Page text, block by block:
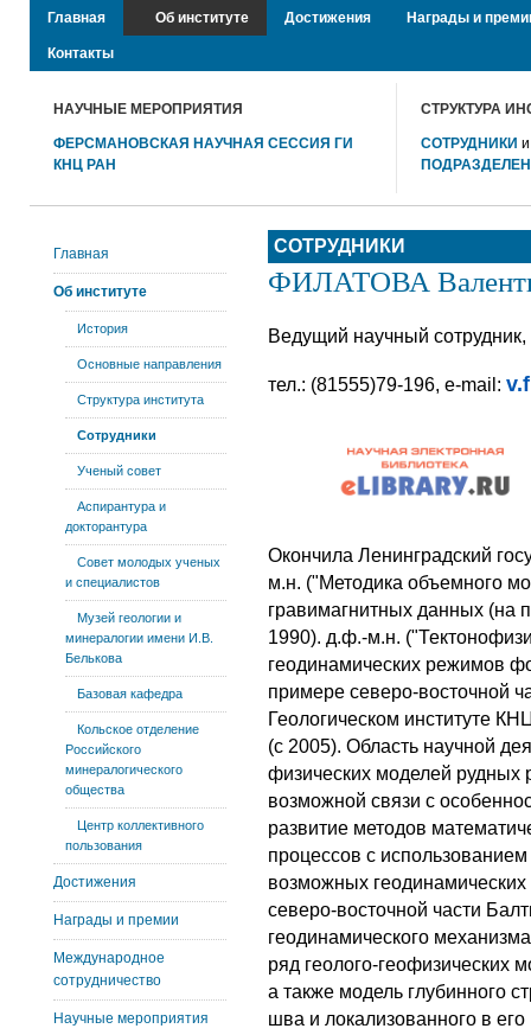
Главная Об институте Достижения Награды и
Контакты
НАУЧНЫЕ МЕРОПРИЯТИЯ
ФЕРСМАНОВСКАЯ НАУЧНАЯ СЕССИЯ ГИ
КНЦ РАН
СТРУКТУРА
СОТРУДНИКИ
СОТРУДНИКИ
ФИЛАТОВА
Ведущий научный
тел.: (81555)79-196, e-mail:
Окончила Ленинградский
м.н. ("Методика объемного
гравимагнитных данных (на
1990). д.ф.-м.н.
геодинамических режимов
примере северо-восточной
Геологическом институте
(с 2005). Область научной
физических моделей рудных
возможной связи с
развитие методов
процессов с
возможных геодинамических
северо-восточной части
геодинамического
ряд геолого-геофизических
а также модель глубинного
шва и локализованного в
Главная
Об институте
История
Основные направления
Структура института
Сотрудники
Ученый совет
Аспирантура и
докторантура
Совет молодых ученых
и специалистов
Музей геологии и
минералогии имени И.В.
Белькова
Базовая кафедра
Кольское отделение
Российского
минералогического
общества
Центр коллективного
пользования
Достижения
Награды и премии
Международное
сотрудничество
Научные мероприятия